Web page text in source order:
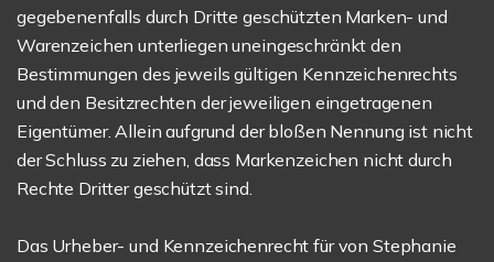
gegebenenfalls durch Dritte geschützten Marken- und
Warenzeichen unterliegen uneingeschränkt den
Bestimmungen des jeweils gültigen Kennzeichenrechts
und den Besitzrechten der jeweiligen eingetragenen
Eigentümer. Allein aufgrund der bloßen Nennung ist nicht
der Schluss zu ziehen, dass Markenzeichen nicht durch
Rechte Dritter geschützt sind.
Das Urheber- und Kennzeichenrecht für von Stephanie